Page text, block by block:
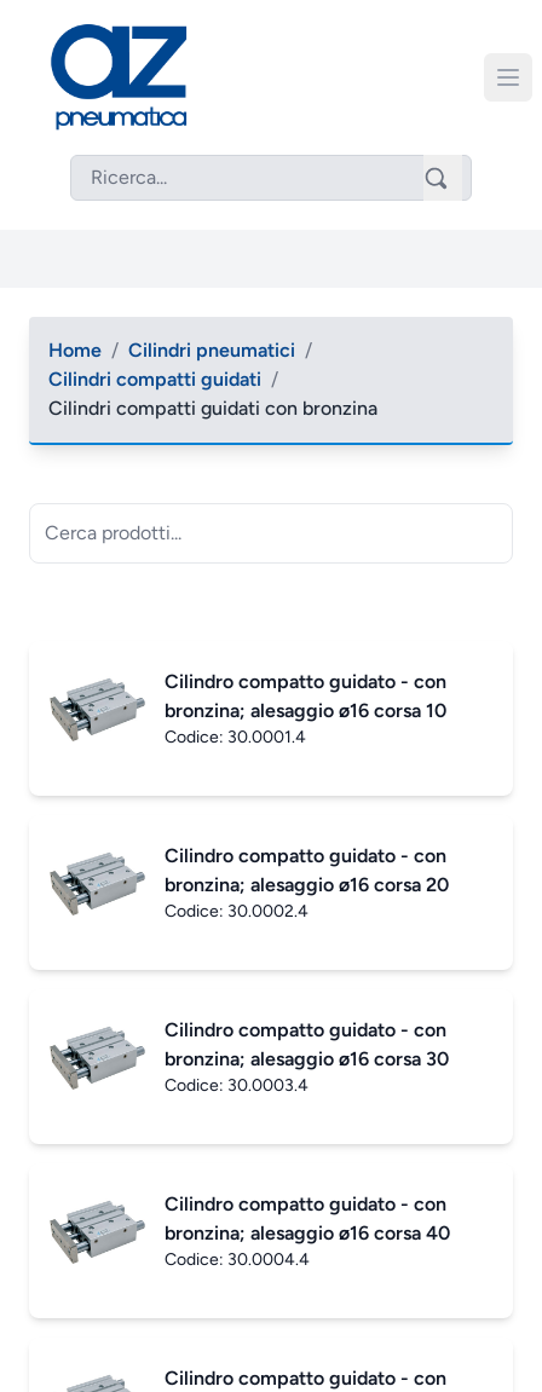
Home / Cilindri pneumatici /
Cilindri compatti guidati /
Cilindri compatti guidati con bronzina
Cilindro compatto guidato - con
bronzina; alesaggio ø16 corsa 10
Codice: 30.0001.4
Cilindro compatto guidato - con
bronzina; alesaggio ø16 corsa 20
Codice: 30.0002.4
Cilindro compatto guidato - con
bronzina; alesaggio ø16 corsa 30
Codice: 30.0003.4
Cilindro compatto guidato - con
bronzina; alesaggio ø16 corsa 40
Codice: 30.0004.4
Cilindro compatto guidato - con